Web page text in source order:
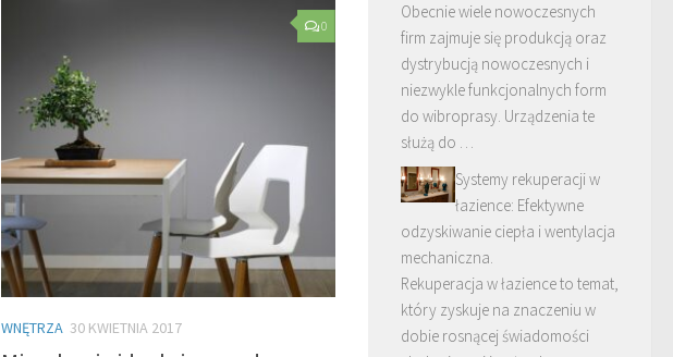
0
WNĘTRZA 30 KWIETNIA 2017
Obecnie wiele nowoczesnych
firm zajmuje się produkcją oraz
dystrybucją nowoczesnych i
niezwykle funkcjonalnych form
do wibroprasy. Urządzenia te
służą do …
Systemy rekuperacji w
łazience: Efektywne
odzyskiwanie ciepła i wentylacja
mechaniczna.
Rekuperacja w łazience to temat,
który zyskuje na znaczeniu w
dobie rosnącej świadomości